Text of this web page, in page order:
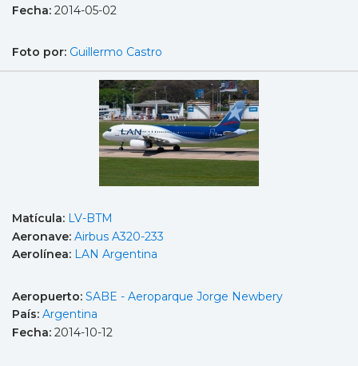
Fecha: 2014-05-02
Foto por: Guillermo Castro
Matícula: LV-BTM
Aeronave: Airbus A320-233
Aerolínea: LAN Argentina
Aeropuerto: SABE - Aeroparque Jorge Newbery
País: Argentina
Fecha: 2014-10-12